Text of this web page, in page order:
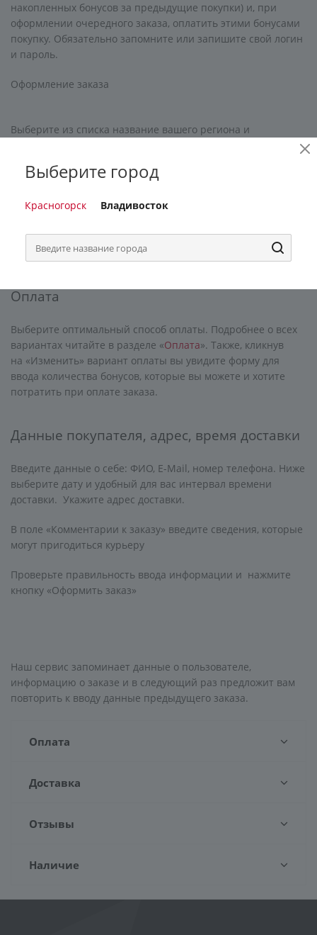
накопленных бонусов за предыдущие покупки) и, при
оформлении очередного заказа, оплатить этими бонусами
покупку. Обязательно запомните или запишите свой логин
и пароль.
Оформление заказа
Выберите из списка название вашего региона и
Доставка
Доставка». Выбирайте удобный для вас вариант доставки
кликнув на «Изменить».
Оплата
Выберите оптимальный способ оплаты. Подробнее о всех
вариантах читайте в разделе «Оплата». Также, кликнув
на «Изменить» вариант оплаты вы увидите форму для
ввода количества бонусов, которые вы можете и хотите
потратить при оплате заказа.
Данные покупателя, адрес, время доставки
Введите данные о себе: ФИО, E-Mail, номер телефона. Ниже
выберите дату и удобный для вас интервал времени
доставки. Укажите адрес доставки.
В поле «Комментарии к заказу» введите сведения, которые
могут пригодиться курьеру
Проверьте правильность ввода информации и нажмите
кнопку «Оформить заказ»
Наш сервис запоминает данные о пользователе,
информацию о заказе и в следующий раз предложит вам
повторить к вводу данные предыдущего заказа.
Оплата
Доставка
Отзывы
Наличие
Выберите город
Красногорск Владивосток